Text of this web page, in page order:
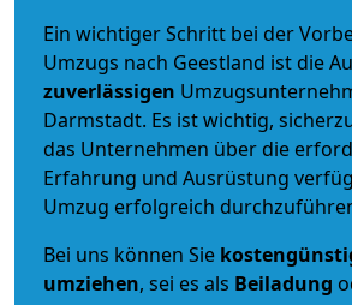
Ein wichtiger Schritt bei der
Umzugs nach Geestland ist die
zuverlässigen
Darmstadt. Es ist wichtig,
das Unternehmen über die
Erfahrung und Ausrüstung
Umzug erfolgreich
Bei uns können Sie
umziehen, sei es als Beiladung